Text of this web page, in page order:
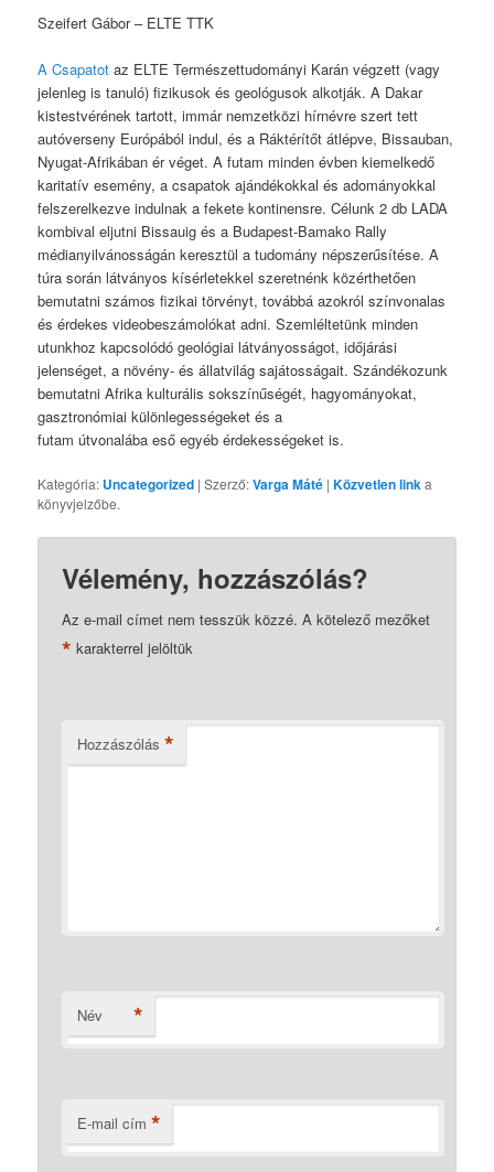
Szeifert Gábor – ELTE TTK
A Csapatot az ELTE Természettudományi Karán végzett (vagy
jelenleg is tanuló) fizikusok és geológusok alkotják. A Dakar
kistestvérének tartott, immár nemzetközi hírnévre szert tett
autóverseny Európából indul, és a Ráktérítőt átlépve, Bissauban,
Nyugat-Afrikában ér véget. A futam minden évben kiemelkedő
karitatív esemény, a csapatok ajándékokkal és adományokkal
felszerelkezve indulnak a fekete kontinensre. Célunk 2 db LADA
kombival eljutni Bissauig és a Budapest-Bamako Rally
médianyilvánosságán keresztül a tudomány népszerűsítése. A
túra során látványos kísérletekkel szeretnénk közérthetően
bemutatni számos fizikai törvényt, továbbá azokról színvonalas
és érdekes videobeszámolókat adni. Szemléltetünk minden
utunkhoz kapcsolódó geológiai látványosságot, időjárási
jelenséget, a növény- és állatvilág sajátosságait. Szándékozunk
bemutatni Afrika kulturális sokszínűségét, hagyományokat,
gasztronómiai különlegességeket és a
futam útvonalába eső egyéb érdekességeket is.
Kategória: Uncategorized | Szerző:Varga Máté |Közvetlen linka
könyvjelzőbe.
Vélemény, hozzászólás?
Az e-mail címet nem tesszük közzé. A kötelező mezőket
* karakterrel jelöltük
Hozzászólás *
Név *
E-mail cím *